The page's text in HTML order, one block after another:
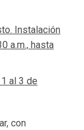
Instalación
a.m., hasta
al 3 de
con